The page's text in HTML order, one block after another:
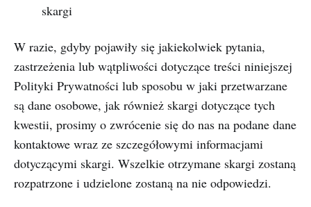
skargi
W razie, gdyby pojawiły się jakiekolwiek pytania,
zastrzeżenia lub wątpliwości dotyczące treści niniejszej
Polityki Prywatności lub sposobu w jaki przetwarzane
są dane osobowe, jak również skargi dotyczące tych
kwestii, prosimy o zwrócenie się do nas na podane dane
kontaktowe wraz ze szczegółowymi informacjami
dotyczącymi skargi. Wszelkie otrzymane skargi zostaną
rozpatrzone i udzielone zostaną na nie odpowiedzi.